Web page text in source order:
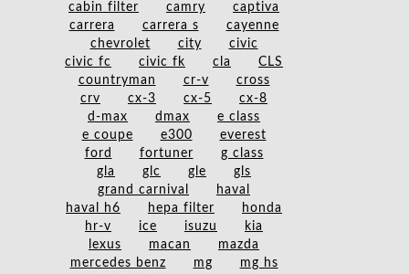
cabin filter
camry
captiva
carrera
carrera s
cayenne
chevrolet
city
civic
civic fc
civic fk cla
CLS
countryman
cr-v
cross
crv
cx-3 cx-5
cx-8
d-max
dmax
e class
e coupe
e300
everest
ford
fortuner
g class
gla
glc gle
gls
grand carnival
haval
haval h6
hepa filter
honda
hr-v
ice isuzu
kia
lexus
macan
mazda
mercedes benz
mg
mg hs